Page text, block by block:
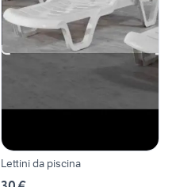
Lettini da piscina